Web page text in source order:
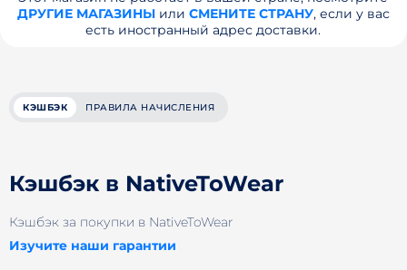
ДРУГИЕ МАГАЗИНЫили СМЕНИТЕ СТРАНУ, если у вас
есть иностранный адрес доставки.
КЭШБЭК ПРАВИЛА НАЧИСЛЕНИЯ
Кэшбэк в NativeToWear
Кэшбэк за покупки в NativeToWear
Изучите наши гарантии